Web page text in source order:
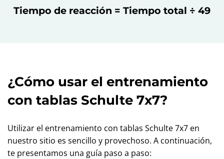
Tiempo de reacción = Tiempo total ÷ 49
¿Cómo usar el entrenamiento
con tablas Schulte 7x7?
Utilizar el entrenamiento con tablas Schulte 7x7 en
nuestro sitio es sencillo y provechoso. A continuación,
te presentamos una guía paso a paso: